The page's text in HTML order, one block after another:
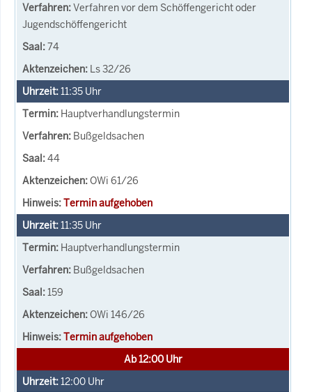
Verfahren vor dem Schöffengericht oder
Jugendschöffengericht
74
Ls 32/26
11:35 Uhr
Hauptverhandlungstermin
Bußgeldsachen
44
OWi 61/26
Termin aufgehoben
11:35 Uhr
Hauptverhandlungstermin
Bußgeldsachen
159
OWi 146/26
Termin aufgehoben
Ab 12:00 Uhr
12:00 Uhr